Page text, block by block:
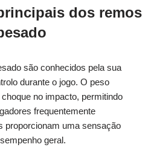
dos remos
são conhecidos pela sua
durante o jogo. O peso
no impacto, permitindo
frequentemente
proporcionam uma sensação
geral.